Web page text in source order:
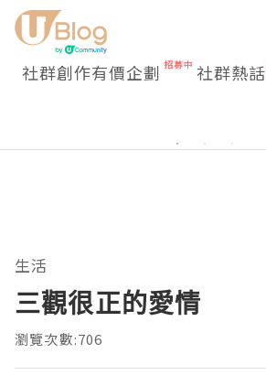
社群創作有價企劃 社群熱話
生活
三觀很正的愛情
瀏覽次數:706